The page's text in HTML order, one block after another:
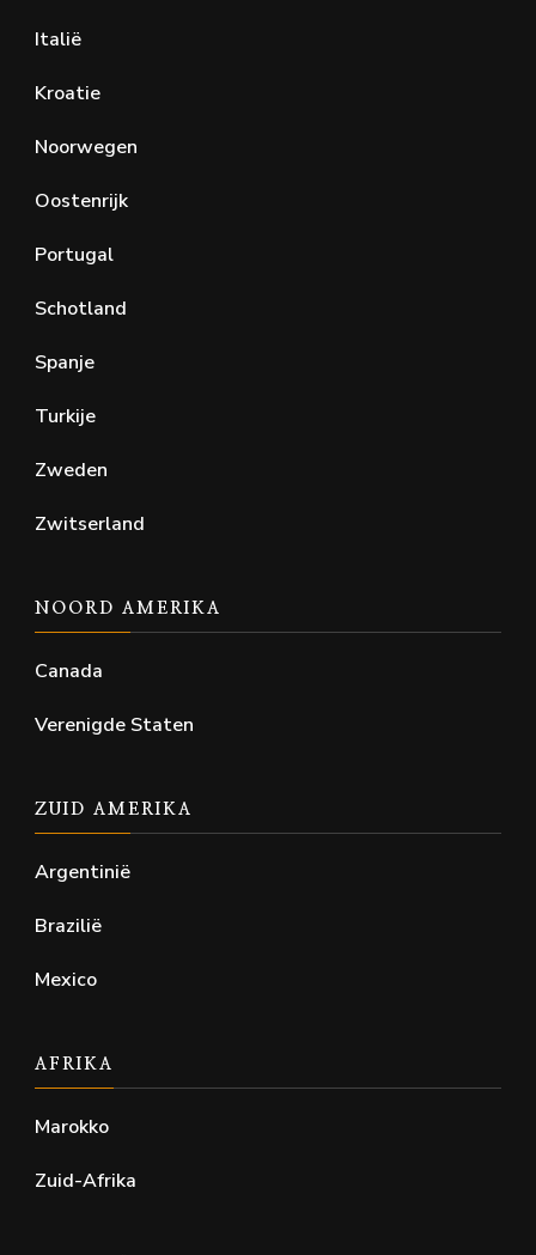
Italië
Kroatie
Noorwegen
Oostenrijk
Portugal
Schotland
Spanje
Turkije
Zweden
Zwitserland
NOORD AMERIKA
Canada
Verenigde Staten
ZUID AMERIKA
Argentinië
Brazilië
Mexico
AFRIKA
Marokko
Zuid-Afrika